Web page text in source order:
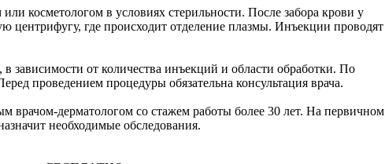
косметологом в условиях стерильности. После забора крови у
центрифугу, где происходит отделение плазмы. Инъекции проводят
зависимости от количества инъекций и области обработки. По
проведением процедуры обязательна консультация врача.
врачом-дерматологом со стажем работы более 30 лет. На первичном
необходимые обследования.